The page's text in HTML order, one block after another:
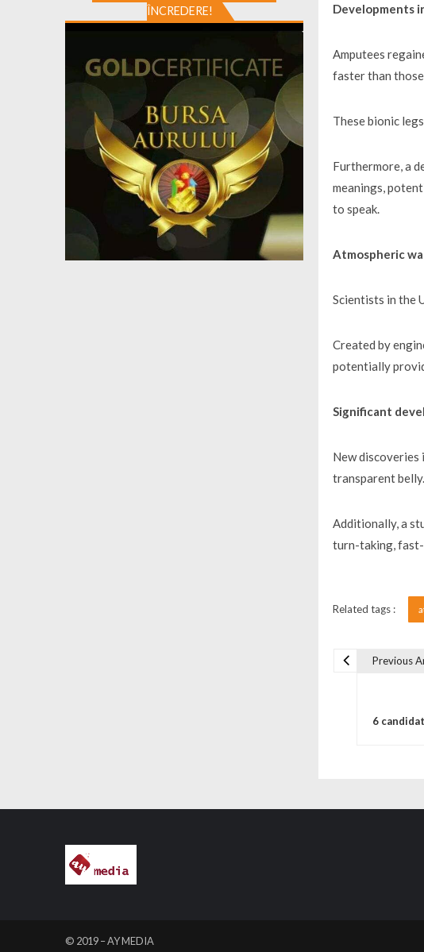
Developments
Amputees
faster than
These bionic
Furthermore, a
meanings,
to speak.
Atmospheric
Scientists in the
Created by
potentially
Significant
New discoveries
transparent belly.
Additionally, a
turn-taking, fast-
Related tags :
Previous
6
ÎNCREDERE!